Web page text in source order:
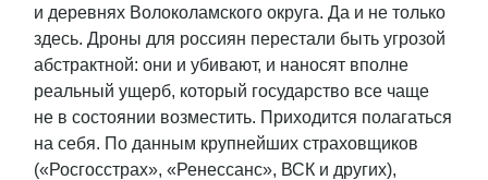
и деревнях Волоколамского округа. Да и не только
здесь. Дроны для россиян перестали быть угрозой
абстрактной: они и убивают, и наносят вполне
реальный ущерб, который государство все чаще
не в состоянии возместить. Приходится полагаться
на себя. По данным крупнейших страховщиков
(«Росгосстрах», «Ренессанс», ВСК и других),